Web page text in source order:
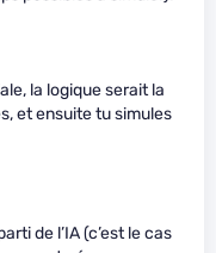
la logique serait la
et ensuite tu simules
de l’IA (c’est le cas